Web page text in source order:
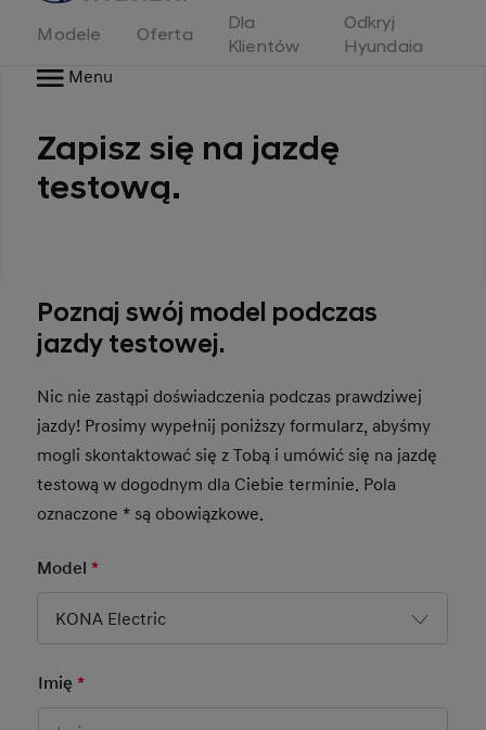
Modele Oferta
Dla
Klientów
Odkryj
Hyundaia
Menu
Zapisz się na jazdę
testową.
Poznaj swój model podczas
jazdy testowej.
Nic nie zastąpi doświadczenia podczas prawdziwej
jazdy! Prosimy wypełnij poniższy formularz, abyśmy
mogli skontaktować się z Tobą i umówić się na jazdę
testową w dogodnym dla Ciebie terminie. Pola
oznaczone * są obowiązkowe.
Model*
KONA Electric
Dane kontaktowe
Imię *Mandatory Field